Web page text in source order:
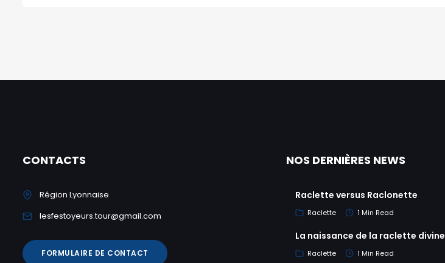
CONTACTS
Région Lyonnaise
lesfestoyeurs.tour@gmail.com
FORMULAIRE DE CONTACT
NOS DERNIÈRES NEWS
Raclette versus Raclonette
Raclette 1 Min Read
La naissance de la raclette divine
Raclette 1 Min Read